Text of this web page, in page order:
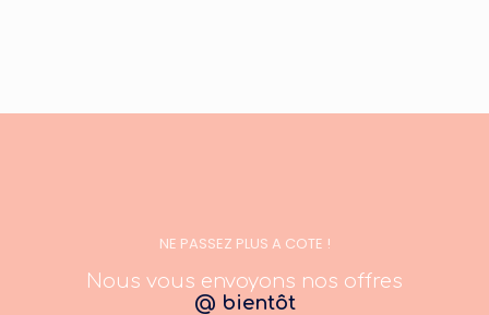
NE PASSEZ PLUS A COTE !
Nous vous envoyons nos offres
@ bientôt